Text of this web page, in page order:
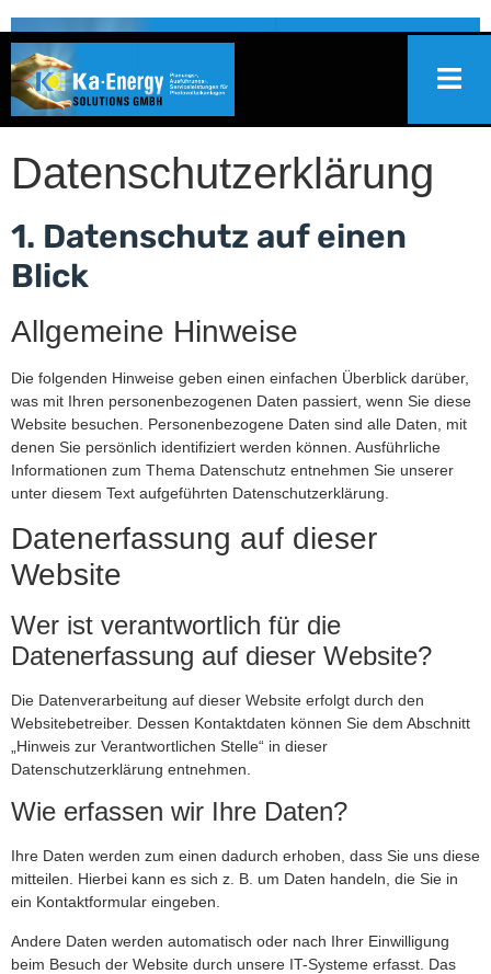
Datenschutz­erklärung
1. Datenschutz auf einen
Blick
Allgemeine Hinweise
Die folgenden Hinweise geben einen einfachen Überblick darüber,
was mit Ihren personenbezogenen Daten passiert, wenn Sie diese
Website besuchen. Personenbezogene Daten sind alle Daten, mit
denen Sie persönlich identifiziert werden können. Ausführliche
Informationen zum Thema Datenschutz entnehmen Sie unserer
unter diesem Text aufgeführten Datenschutzerklärung.
Datenerfassung auf dieser
Website
Wer ist verantwortlich für die
Datenerfassung auf dieser Website?
Die Datenverarbeitung auf dieser Website erfolgt durch den
Websitebetreiber. Dessen Kontaktdaten können Sie dem Abschnitt
„Hinweis zur Verantwortlichen Stelle“ in dieser
Datenschutzerklärung entnehmen.
Wie erfassen wir Ihre Daten?
Ihre Daten werden zum einen dadurch erhoben, dass Sie uns diese
mitteilen. Hierbei kann es sich z. B. um Daten handeln, die Sie in
ein Kontaktformular eingeben.
Andere Daten werden automatisch oder nach Ihrer Einwilligung
beim Besuch der Website durch unsere IT-Systeme erfasst. Das